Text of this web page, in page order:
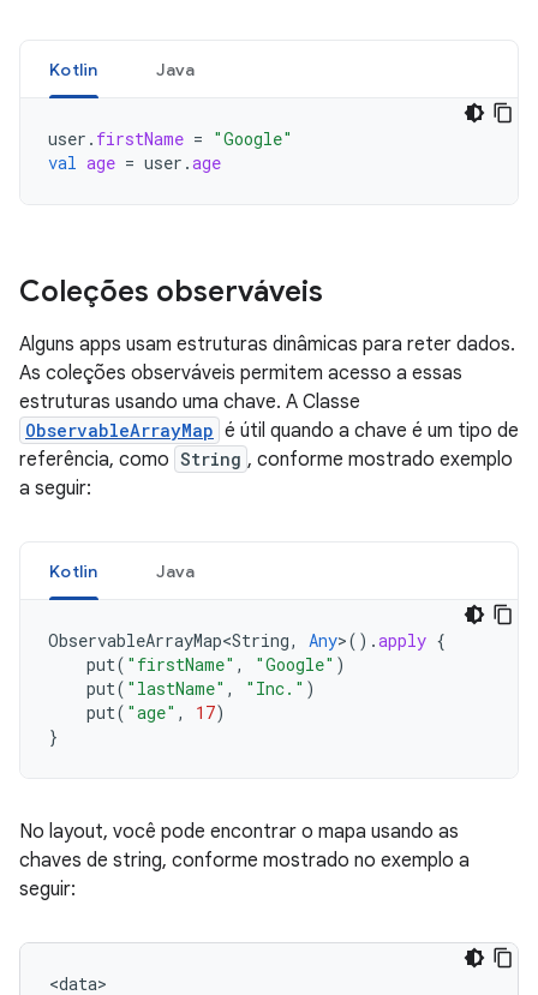
Kotlin Java
user . firstName = "Google"
val age = user .age
Coleções observáveis
Alguns apps usam estruturas dinâmicas para reter dados.
As coleções observáveis permitem acesso a essas
estruturas usando uma chave. A Classe
ObservableArrayMap é útil quando a chave é um tipo de
referência, como String , conforme mostrado exemplo
a seguir:
Kotlin Java
ObservableArrayMap<String, Any>().apply {
put( "firstName" , "Google" )
put( "lastName" , "Inc." )
put( "age" , 17)
}
No layout, você pode encontrar o mapa usando as
chaves de string, conforme mostrado no exemplo a
seguir: